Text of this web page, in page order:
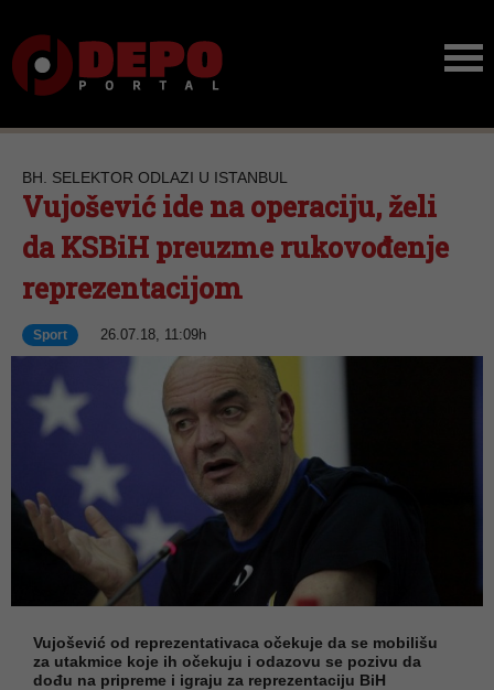
BH. SELEKTOR ODLAZI U ISTANBUL
Vujošević ide na operaciju, želi
da KSBiH preuzme rukovođenje
reprezentacijom
Sport 26.07.18, 11:09h
Vujošević od reprezentativaca očekuje da se mobilišu
za utakmice koje ih očekuju i odazovu se pozivu da
dođu na pripreme i igraju za reprezentaciju BiH